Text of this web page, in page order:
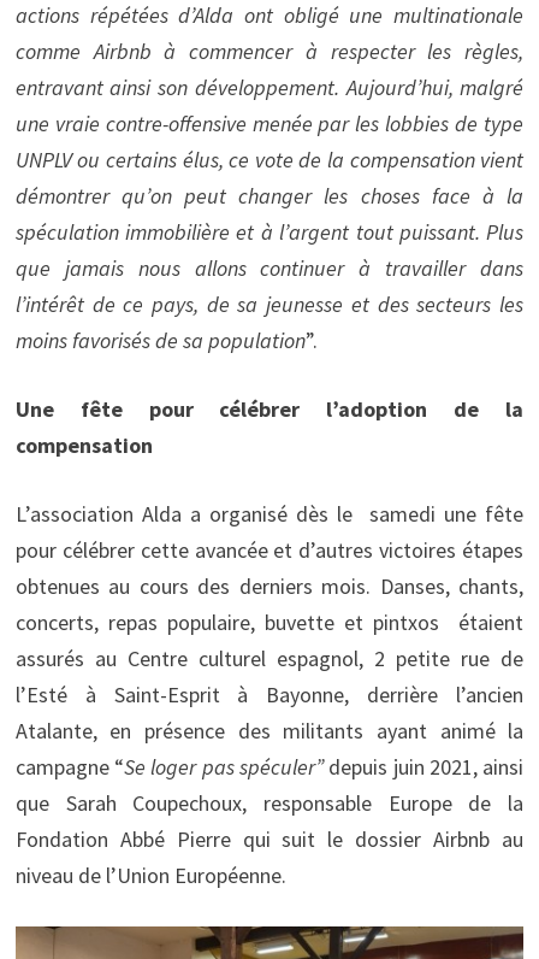
actions répétées d’Alda ont obligé une multinationale
comme Airbnb à commencer à respecter les règles,
entravant ainsi son développement. Aujourd’hui, malgré
une vraie contre-offensive menée par les lobbies de type
UNPLV ou certains élus, ce vote de la compensation vient
démontrer qu’on peut changer les choses face à la
spéculation immobilière et à l’argent tout puissant. Plus
que jamais nous allons continuer à travailler dans
l’intérêt de ce pays, de sa jeunesse et des secteurs les
moins favorisés de sa population”.
Une fête pour célébrer l’adoption de la
compensation
L’association Alda a organisé dès le samedi une fête
pour célébrer cette avancée et d’autres victoires étapes
obtenues au cours des derniers mois. Danses, chants,
concerts, repas populaire, buvette et pintxos étaient
assurés au Centre culturel espagnol, 2 petite rue de
l’Esté à Saint-Esprit à Bayonne, derrière l’ancien
Atalante, en présence des militants ayant animé la
campagne “Se loger pas spéculer”depuis juin 2021, ainsi
que Sarah Coupechoux, responsable Europe de la
Fondation Abbé Pierre qui suit le dossier Airbnb au
niveau de l’Union Européenne.